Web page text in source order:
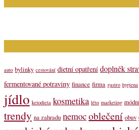
auto bylinky cestování dietní opatření doplněk
fermentované potraviny finance firma gastro hygiena
jídlo ketodieta kosmetika léto marketing
trendy na zahradu nemocoblečení obuv